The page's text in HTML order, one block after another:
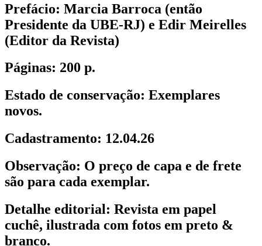
Prefácio: Marcia Barroca (então
Presidente da UBE-RJ) e Edir Meirelles
(Editor da Revista)
Páginas: 200 p.
Estado de conservação: Exemplares
novos.
Cadastramento: 12.04.26
Observação: O preço de capa e de frete
são para cada exemplar.
Detalhe editorial: Revista em papel
cuchê, ilustrada com fotos em preto &
branco.